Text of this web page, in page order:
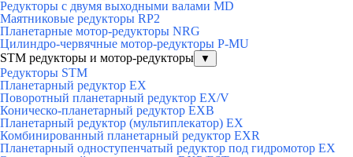
Редукторы с двумя выходными валами MD
Маятниковые редукторы RP2
Планетарные мотор-редукторы NRG
Цилиндро-червячные мотор-редукторы P-MU
STM редукторы и мотор-редукторы
▼
Редукторы STM
Планетарный редуктор ЕХ
Поворотный планетарный редуктор EX/V
Коническо-планетарный редуктор ЕХВ
Планетарный редуктор (мультиплекатор) ЕХ
Комбинированный планетарный редуктор ЕХR
Планетарный одноступенчатый редуктор под гидромотор ЕХ